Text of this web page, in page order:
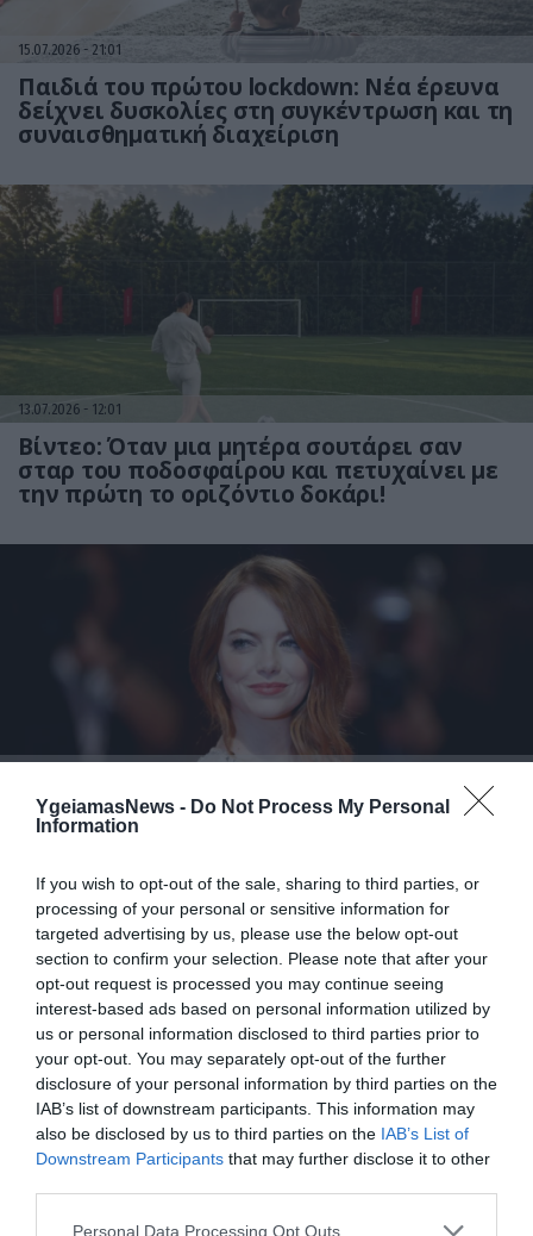
YgeiamasNews - Do Not Process My Personal
Information
If you wish to opt-out of the sale, sharing to third parties, or
processing of your personal or sensitive information for
targeted advertising by us, please use the below opt-out
section to confirm your selection. Please note that after your
opt-out request is processed you may continue seeing
interest-based ads based on personal information utilized by
us or personal information disclosed to third parties prior to
your opt-out. You may separately opt-out of the further
disclosure of your personal information by third parties on the
IAB’s list of downstream participants. This information may
also be disclosed by us to third parties on the IAB’s List of
Downstream Participants that may further disclose it to other
Please note that this website/app uses one or more Google
Personal Data Processing Opt Outs
15.07.2026 21:01
Παιδιά του πρώτου lockdown: Νέα έρευνα
δείχνει δυσκολίες στη συγκέντρωση και τη
συναισθηματική διαχείριση
13.07.2026 12:01
Βίντεο: Όταν μια μητέρα σουτάρει σαν
σταρ του ποδοσφαίρου και πετυχαίνει με
την πρώτη το οριζόντιο δοκάρι!
Φωτογραφία: Η αλλαγή στο look της Έμα
Στόουν δεν πέρασε απαρατήρητη –
ΜΚΔ
29.06.2026 15:01
Ούλρικα Τζόνσον: Η γνωστή
παρουσιάστρια ήρθε στην Ελλάδα & έδειξε